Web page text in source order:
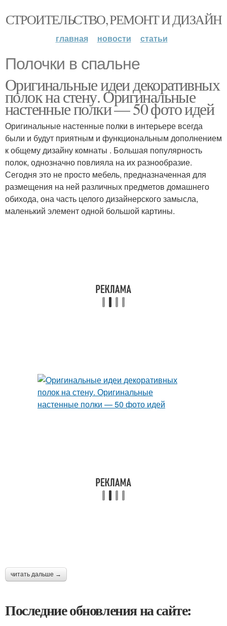
СТРОИТЕЛЬСТВО, РЕМОНТ И ДИЗАЙН
главная новости статьи
Полочки в спальне
Оригинальные идеи декоративных
полок на стену. Оригинальные
настенные полки — 50 фото идей
Оригинальные настенные полки в интерьере всегда
были и будут приятным и функциональным дополнением
к общему дизайну комнаты . Большая популярность
полок, однозначно повлияла на их разнообразие.
Сегодня это не просто мебель, предназначенная для
размещения на ней различных предметов домашнего
обихода, она часть целого дизайнерского замысла,
маленький элемент одной большой картины.
читать дальше →
Последние обновления на сайте: